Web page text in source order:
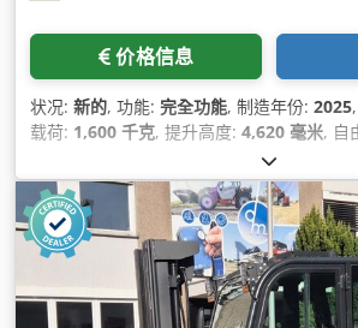
价格信息
状况: 新的, 功能: 完全功能, 制造年份: 2025
载荷: 1,600 千克, 提升高度: 4,620 毫米, 自
三重式 (triplex)
米, 叉长:1,150 毫米, 空载重量:1,340 千克
驱动类型:
Elektro , 施工宽度:820 毫米,